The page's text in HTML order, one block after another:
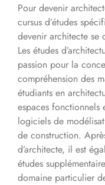
Pour devenir
cursus d’études
devenir architecte se
Les études
passion pour la
compréhension des
étudiants en
espaces fonctionnels
logiciels de
de construction.
d’architecte, il est
études
domaine particulier